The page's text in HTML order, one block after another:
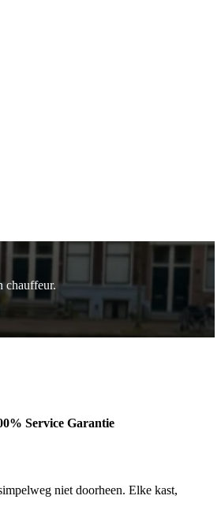
chauffeur.
Service Garantie
niet doorheen. Elke kast,